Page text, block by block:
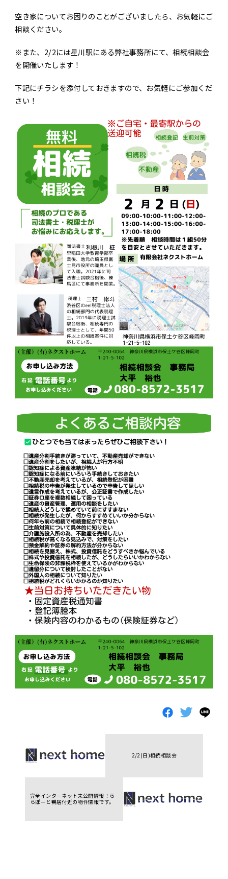
空き家についてお困りのことがございましたら、お気軽にご
相談ください。
※また、2/2には星川駅にある弊社事務所にて、相続相談会
を開催いたします！
下記にチラシを添付しておきますので、お気軽にご参加くだ
さい！
2/2(日)相続相談会
完全インターネット未公開情報！ら
らぽーと鴨居付近の物件情報です。